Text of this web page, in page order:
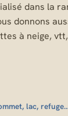
dans la
donnons
à neige,
lac,